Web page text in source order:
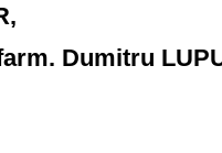
Dumitru